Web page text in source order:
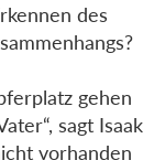
des
gehen
sagt Isaak
vorhanden